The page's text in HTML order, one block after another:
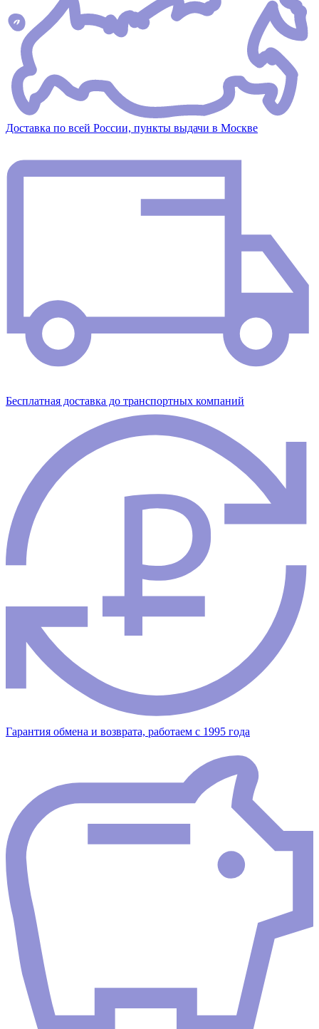
Доставка по всей России, пункты выдачи в Москве
Бесплатная доставка до транспортных компаний
Гарантия обмена и возврата, работаем с 1995 года